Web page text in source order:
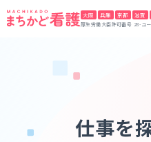
大阪 兵庫 京都 滋賀
厚生労働大臣許可番号 28-ユ
仕事を